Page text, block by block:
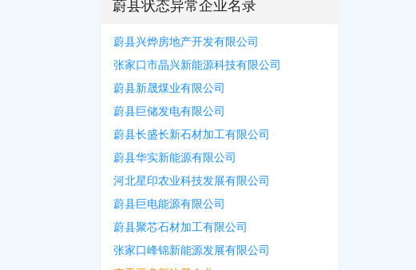
蔚县状态异常企业名录
蔚县兴烨房地产开发有限公司
张家口市晶兴新能源科技有限公司
蔚县新晟煤业有限公司
蔚县巨储发电有限公司
蔚县长盛长新石材加工有限公司
蔚县华实新能源有限公司
河北星印农业科技发展有限公司
蔚县巨电能源有限公司
蔚县聚芯石材加工有限公司
张家口峰锦新能源发展有限公司